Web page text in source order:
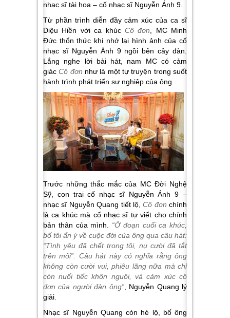
nhạc sĩ tài hoa – cố nhạc sĩ Nguyễn Ánh 9.
Từ phần trình diễn đầy cảm xúc của ca sĩ
Diệu Hiền với ca khúc Cô đơn , MC Minh
Đức thổn thức khi nhớ lại hình ảnh của cố
nhạc sĩ Nguyễn Ánh 9 ngồi bên cây đàn.
Lắng nghe lời bài hát, nam MC có cảm
giácCô đơn như là một tự truyện trong suốt
hành trình phát triển sự nghiệp của ông.
Trước những thắc mắc của MC Đời Nghệ
Sỹ, con trai cố nhạc sĩ Nguyễn Ánh 9 –
nhạc sĩ Nguyễn Quang tiết lộ,Cô đơn chính
là ca khúc mà cố nhạc sĩ tự viết cho chính
bản thân của mình. “Ở đoạn cuối ca khúc,
bố tôi ẩn ý về cuộc đời của ông qua câu hát:
“Tình yêu đã chết trong tôi, nụ cười đã tắt
trên môi”. Câu hát này có nghĩa rằng ông
không còn cười vui, phiêu lãng nữa mà chỉ
còn nuối tiếc khôn nguôi, và cảm xúc cô
đơn của người đàn ông”, Nguyễn Quang lý
giải.
Nhạc sĩ Nguyễn Quang còn hé lộ, bố ông